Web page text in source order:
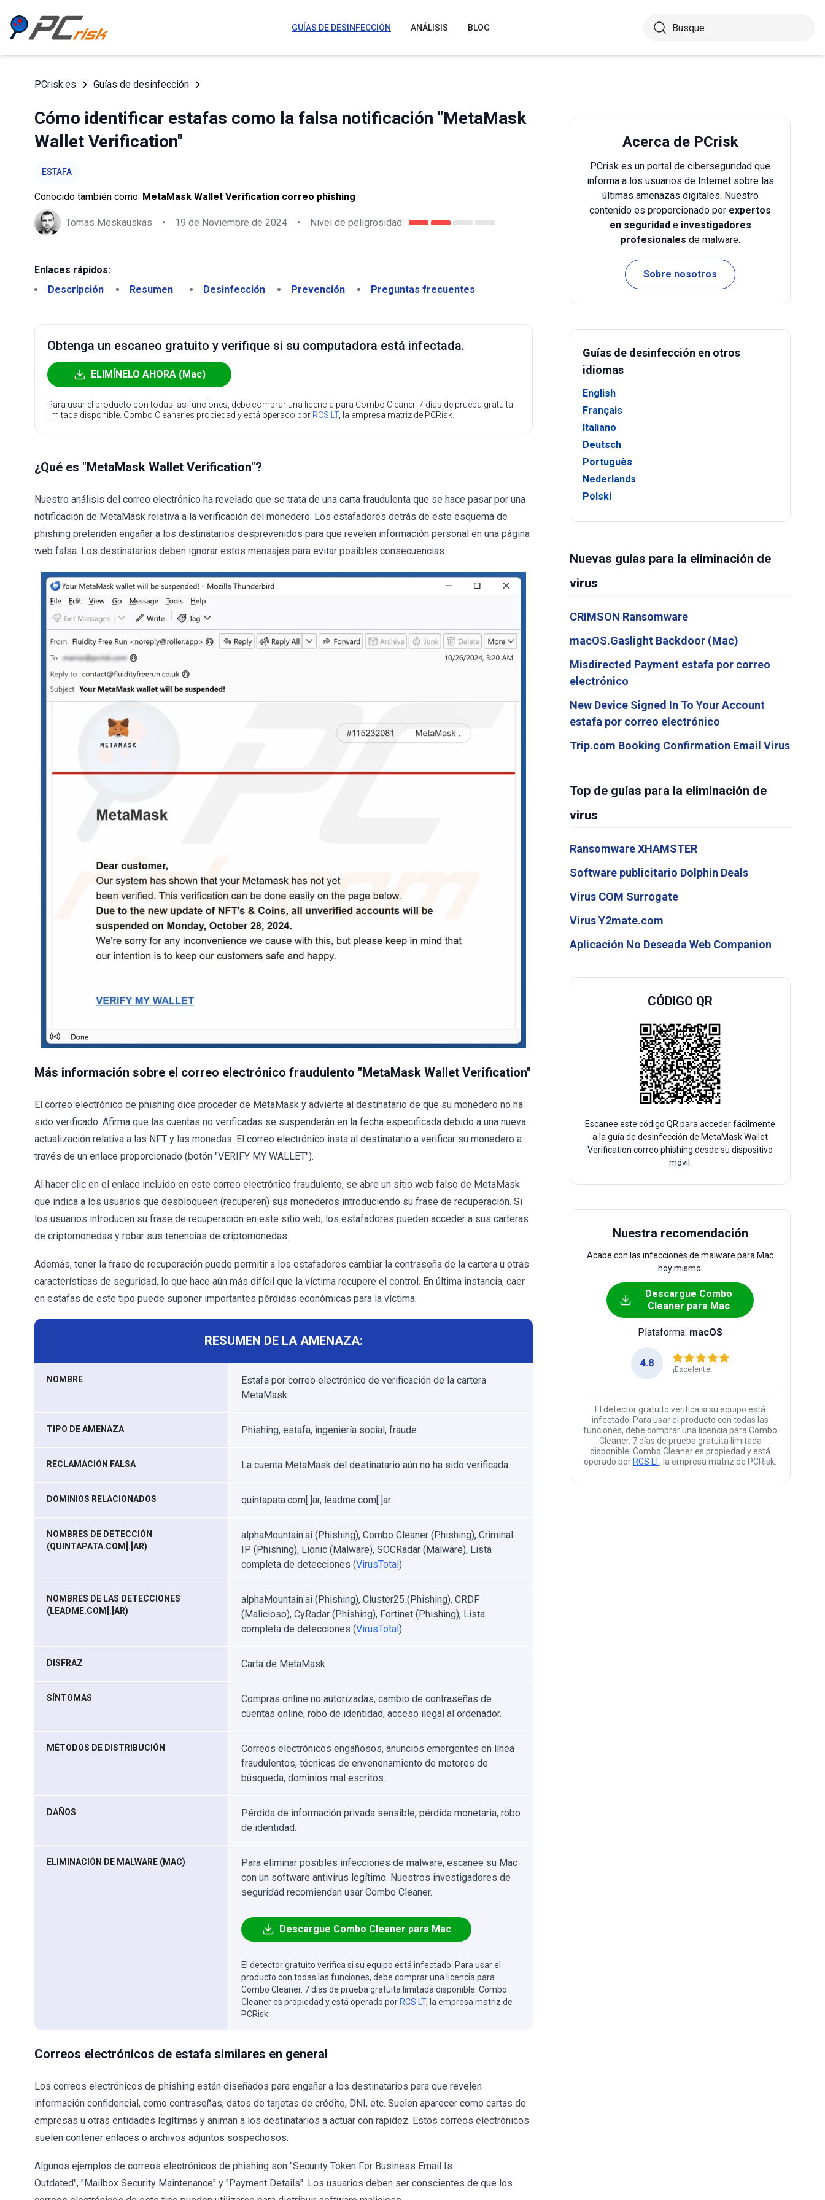
GUÍAS DE DESINFECCIÓN ANÁLISIS BLOG
PCrisk.es Guías de desinfección
Cómo identificar estafas como la falsa notificación "MetaMask
Wallet Verification"
ESTAFA
Conocido también como: MetaMask Wallet Verification correo phishing
Tomas Meskauskas • 19 de Noviembre de 2024 • Nivel de peligrosidad:
Enlaces rápidos:
Descripción
Resumen Desinfección Prevención Preguntas frecuentes
Obtenga un escaneo gratuito y verifique si su computadora está infectada.
ELIMÍNELO AHORA (Mac)
Para usar el producto con todas las funciones, debe comprar una licencia para Combo Cleaner. 7 días de prueba gratuita
limitada disponible. Combo Cleaner es propiedad y está operado por RCS LT, la empresa matriz de PCRisk.
¿Qué es "MetaMask Wallet Verification"?
Nuestro análisis del correo electrónico ha revelado que se trata de una carta fraudulenta que se hace pasar por una
notificación de MetaMask relativa a la verificación del monedero. Los estafadores detrás de este esquema de
phishing pretenden engañar a los destinatarios desprevenidos para que revelen información personal en una página
web falsa. Los destinatarios deben ignorar estos mensajes para evitar posibles consecuencias.
Más información sobre el correo electrónico fraudulento "MetaMask Wallet Verification"
El correo electrónico de phishing dice proceder de MetaMask y advierte al destinatario de que su monedero no ha
sido verificado. Afirma que las cuentas no verificadas se suspenderán en la fecha especificada debido a una nueva
actualización relativa a las NFT y las monedas. El correo electrónico insta al destinatario a verificar su monedero a
través de un enlace proporcionado (botón "VERIFY MY WALLET").
Al hacer clic en el enlace incluido en este correo electrónico fraudulento, se abre un sitio web falso de MetaMask
que indica a los usuarios que desbloqueen (recuperen) sus monederos introduciendo su frase de recuperación. Si
los usuarios introducen su frase de recuperación en este sitio web, los estafadores pueden acceder a sus carteras
de criptomonedas y robar sus tenencias de criptomonedas.
Además, tener la frase de recuperación puede permitir a los estafadores cambiar la contraseña de la cartera u otras
características de seguridad, lo que hace aún más difícil que la víctima recupere el control. En última instancia, caer
en estafas de este tipo puede suponer importantes pérdidas económicas para la víctima.
RESUMEN DE LA AMENAZA:
NOMBRE
Estafa por correo electrónico de verificación de la cartera
MetaMask
TIPO DE AMENAZA Phishing, estafa, ingeniería social, fraude
RECLAMACIÓN FALSA La cuenta MetaMask del destinatario aún no ha sido verificada
DOMINIOS RELACIONADOS quintapata.com[.]ar, leadme.com[.]ar
NOMBRES DE DETECCIÓN
(QUINTAPATA.COM[.]AR)
alphaMountain.ai (Phishing), Combo Cleaner (Phishing), Criminal
IP (Phishing), Lionic (Malware), SOCRadar (Malware), Lista
completa de detecciones (VirusTotal)
NOMBRES DE LAS DETECCIONES
(LEADME.COM[.]AR)
alphaMountain.ai (Phishing), Cluster25 (Phishing), CRDF
(Malicioso), CyRadar (Phishing), Fortinet (Phishing), Lista
completa de detecciones (VirusTotal)
DISFRAZ Carta de MetaMask
SÍNTOMAS
Compras online no autorizadas, cambio de contraseñas de
cuentas online, robo de identidad, acceso ilegal al ordenador.
MÉTODOS DE DISTRIBUCIÓN
Correos electrónicos engañosos, anuncios emergentes en línea
fraudulentos, técnicas de envenenamiento de motores de
búsqueda, dominios mal escritos.
DAÑOS
Pérdida de información privada sensible, pérdida monetaria, robo
de identidad.
ELIMINACIÓN DE MALWARE (MAC)
Para eliminar posibles infecciones de malware, escanee su Mac
con un software antivirus legítimo. Nuestros investigadores de
seguridad recomiendan usar Combo Cleaner.
Descargue Combo Cleaner para Mac
El detector gratuito verifica si su equipo está infectado. Para usar el
producto con todas las funciones, debe comprar una licencia para
Combo Cleaner. 7 días de prueba gratuita limitada disponible. Combo
Cleaner es propiedad y está operado por RCS LT, la empresa matriz de
PCRisk.
Correos electrónicos de estafa similares en general
Los correos electrónicos de phishing están diseñados para engañar a los destinatarios para que revelen
información confidencial, como contraseñas, datos de tarjetas de crédito, DNI, etc. Suelen aparecer como cartas de
empresas u otras entidades legítimas y animan a los destinatarios a actuar con rapidez. Estos correos electrónicos
suelen contener enlaces o archivos adjuntos sospechosos.
Algunos ejemplos de correos electrónicos de phishing son "Security Token For Business Email Is
Outdated", "Mailbox Security Maintenance" y "Payment Details". Los usuarios deben ser conscientes de que los
Acerca de PCrisk
PCrisk es un portal de ciberseguridad que
informa a los usuarios de Internet sobre las
últimas amenazas digitales. Nuestro
contenido es proporcionado por expertos
en seguridade investigadores
profesionales de malware.
Sobre nosotros
Guías de desinfección en otros
idiomas
English
Français
Italiano
Deutsch
Português
Nederlands
Polski
Nuevas guías para la eliminación de
virus
CRIMSON Ransomware
macOS.Gaslight Backdoor (Mac)
Misdirected Payment estafa por correo
electrónico
New Device Signed In To Your Account
estafa por correo electrónico
Trip.com Booking Confirmation Email Virus
Top de guías para la eliminación de
virus
Ransomware XHAMSTER
Software publicitario Dolphin Deals
Virus COM Surrogate
Virus Y2mate.com
Aplicación No Deseada Web Companion
CÓDIGO QR
Escanee este código QR para acceder fácilmente
a la guía de desinfección de MetaMask Wallet
Verification correo phishing desde su dispositivo
móvil.
Nuestra recomendación
Acabe con las infecciones de malware para Mac
hoy mismo:
Descargue Combo
Cleaner para Mac
Plataforma: macOS
4.8
¡Excelente!
El detector gratuito verifica si su equipo está
infectado. Para usar el producto con todas las
funciones, debe comprar una licencia para Combo
Cleaner. 7 días de prueba gratuita limitada
disponible. Combo Cleaner es propiedad y está
operado por RCS LT, la empresa matriz de PCRisk.